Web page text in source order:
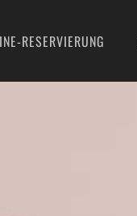
RESERVIERUNG